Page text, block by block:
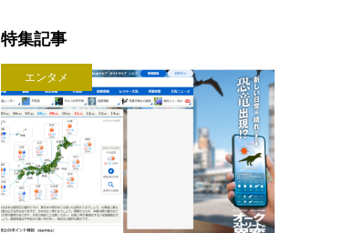
特集記事
エンタメ